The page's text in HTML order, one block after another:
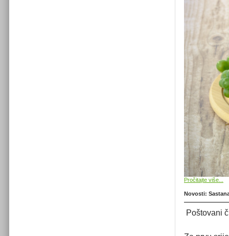
Pročitajte više...
Novosti:
Poštovani